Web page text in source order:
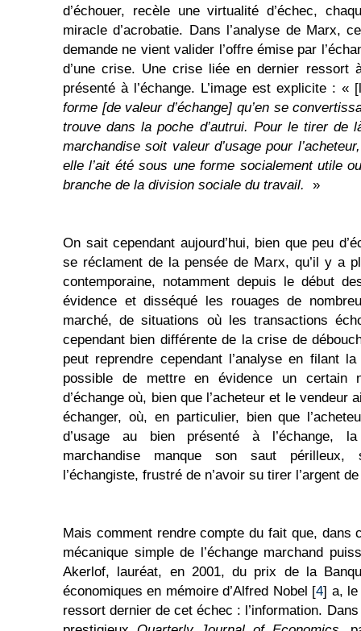
d’échouer, recèle une virtualité d’échec,
miracle d’acrobatie. Dans l’analyse de Marx,
demande ne vient valider l’offre émise par
d’une crise. Une crise liée en dernier ressort
présenté à l’échange. L’image est explicite : «
forme [de valeur d’échange] qu’en se
trouve dans la poche d’autrui. Pour le tirer de
marchandise soit valeur d’usage pour
elle l’ait été sous une forme socialement utile
branche de la division sociale du travail.
»
On sait cependant aujourd’hui, bien que peu
se réclament de la pensée de Marx, qu’il y a
contemporaine, notamment depuis le début
évidence et disséqué les rouages de
marché, de situations où les transactions
cependant bien différente de la crise de
peut reprendre cependant l’analyse en filant
possible de mettre en évidence un certain
d’échange où, bien que l’acheteur et le vendeur
échanger, où, en particulier, bien que
d’usage au bien présenté à l’échange,
marchandise manque son saut périlleux,
l’échangiste, frustré de n’avoir su tirer l’argent
Mais comment rendre compte du fait que, dans
mécanique simple de l’échange marchand
Akerlof, lauréat, en 2001, du prix de la
économiques en mémoire d’Alfred Nobel [4] a, le
ressort dernier de cet échec : l’information.